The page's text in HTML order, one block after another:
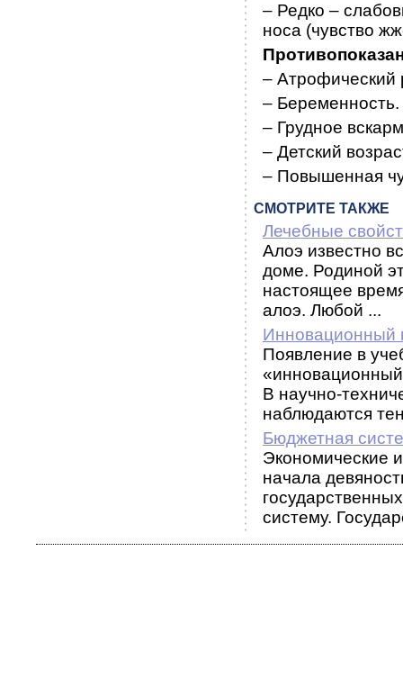
– Редко –
носа (чувство
– Атрофический
– Беременность.
– Грудное
– Детский
– Повышенная
СМОТРИТЕ ТАКЖЕ
Лечебные
Алоэ известно
доме. Родиной
настоящее
алоэ. Любой ...
Инновационный
Появление в
В научно-
наблюдаются
Бюджетная
Экономические
начала
систему.